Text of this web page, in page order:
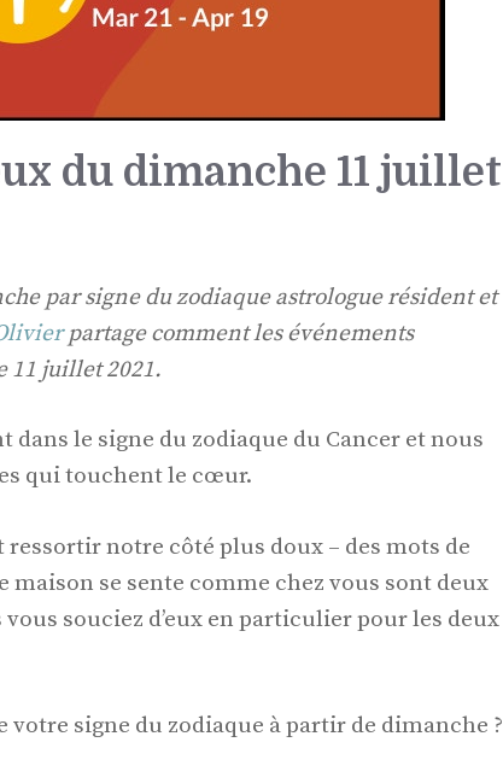
du dimanche 11 juillet
par signe du zodiaque astrologue résident et
partage comment les événements
11 juillet 2021.
le signe du zodiaque du Cancer et nous
qui touchent le cœur.
notre côté plus doux – des mots de
se sente comme chez vous sont deux
souciez d’eux en particulier pour les deux
signe du zodiaque à partir de dimanche ?